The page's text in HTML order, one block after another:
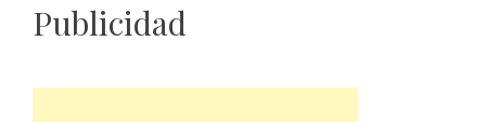
Publicidad